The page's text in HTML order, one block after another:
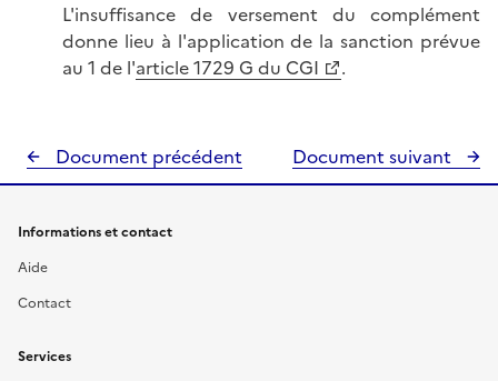
L'insuffisance de versement du complément
donne lieu à l'application de la sanction prévue
au 1 de l'article 1729 G du CGI .
Document précédent Document suivant
Informations et contact
Aide
Contact
Services